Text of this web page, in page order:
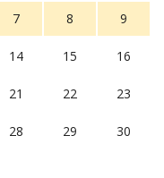
7 8 9
14 15 16
21 22 23
28 29 30